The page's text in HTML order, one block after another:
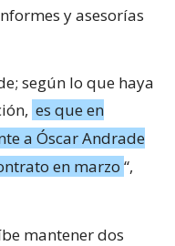
y asesorías
según lo que haya
es que en
a Óscar Andrade
en marzo “,
mantener dos